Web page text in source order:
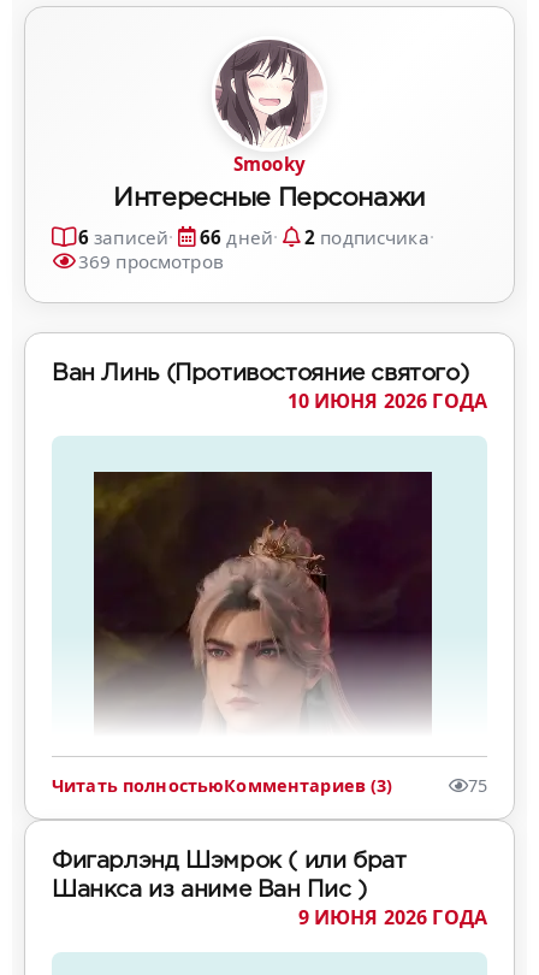
Smooky
Интересные Персонажи
6записей· 66 дней· 2 подписчика·
369 просмотров
Ван Линь (Противостояние святого)
10 ИЮНЯ 2026 ГОДА
Читать полностьюКомментариев (3) 75
Фигарлэнд Шэмрок ( или брат
Шанкса из аниме Ван Пис )
9 ИЮНЯ 2026 ГОДА